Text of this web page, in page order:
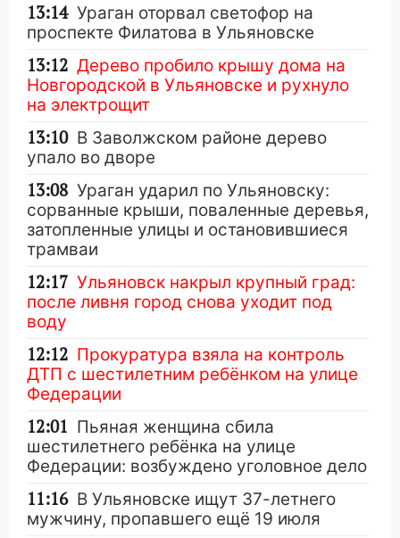
13:14 Ураган оторвал светофор на
проспекте Филатова в Ульяновске
13:12 Дерево пробило крышу дома на
Новгородской в Ульяновске и рухнуло
на электрощит
13:10 В Заволжском районе дерево
упало во дворе
13:08 Ураган ударил по Ульяновску:
сорванные крыши, поваленные деревья,
затопленные улицы и остановившиеся
трамваи
12:17 Ульяновск накрыл крупный град:
после ливня город снова уходит под
воду
12:12 Прокуратура взяла на контроль
ДТП с шестилетним ребёнком на улице
Федерации
12:01 Пьяная женщина сбила
шестилетнего ребёнка на улице
Федерации: возбуждено уголовное дело
11:16 В Ульяновске ищут 37-летнего
мужчину, пропавшего ещё 19 июля